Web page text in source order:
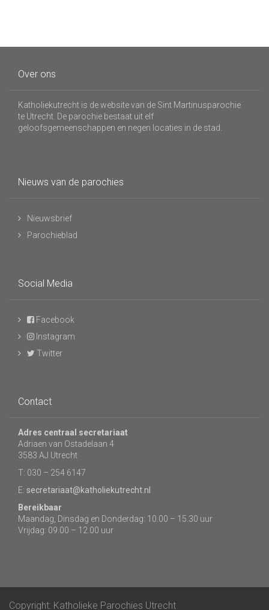
Over ons
Katholiekutrecht is de website van de Sint Martinusparochie
te Utrecht. De parochie bestaat uit elf
geloofsgemeenschappen en negen locaties in de stad.
Nieuws van de parochies
Nieuwsbrief
Parochieblad
Social Media
Facebook
Instagram
Twitter
Contact
Adres centraal secretariaat
Adriaen van Ostadelaan 4
3583 AJ Utrecht
T: 030 – 254 6147
E: secretariaat@katholiekutrecht.nl
Bereikbaar
Maandag, Dinsdag en Donderdag: 10.00 – 15.30 uur
Vrijdag: 09.00 – 12.00 uur
Copyright: Katholieke Parochies Utrecht